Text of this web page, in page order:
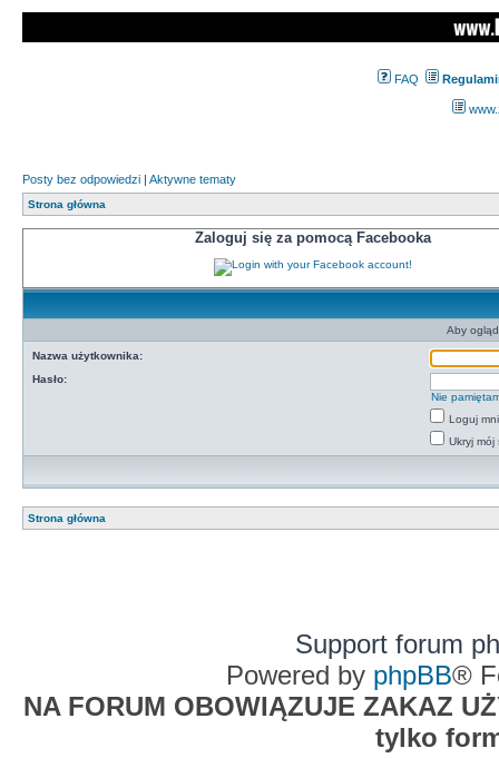
FAQ
Posty bez odpowiedzi | Aktywne tematy
Strona główna
Zaloguj się za pomocą Facebooka
Aby
Nazwa użytkownika:
Hasło:
Nie
Loguj
Ukryj mój
Strona główna
Support forum
Powered by phpBB®
NA FORUM OBOWIĄZUJE ZAKAZ
tylko